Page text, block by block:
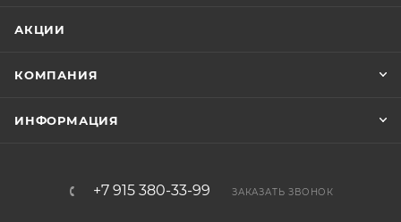
АКЦИИ
КОМПАНИЯ
ИНФОРМАЦИЯ
+7 915 380-33-99 ЗАКАЗАТЬ ЗВОНОК